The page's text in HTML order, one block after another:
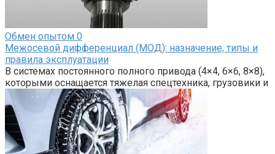
Обмен опытом 0
Межосевой дифференциал (МОД): назначение, типы и
правила эксплуатации
В системах постоянного полного привода (4×4, 6×6, 8×8),
которыми оснащается тяжелая спецтехника, грузовики и